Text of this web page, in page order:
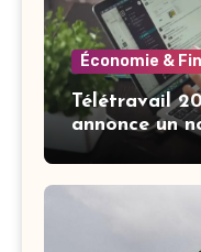
Économie &
Télétravail
annonce un